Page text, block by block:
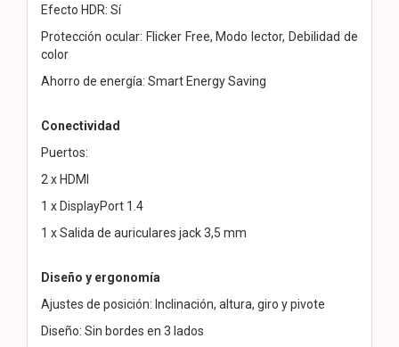
Efecto HDR: Sí
Protección ocular: Flicker Free, Modo lector, Debilidad de
color
Ahorro de energía: Smart Energy Saving
Conectividad
Puertos:
2 x HDMI
1 x DisplayPort 1.4
1 x Salida de auriculares jack 3,5 mm
Diseño y ergonomía
Ajustes de posición: Inclinación, altura, giro y pivote
Diseño: Sin bordes en 3 lados